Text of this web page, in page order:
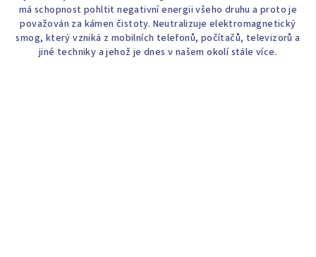
má schopnost pohltit negativní energii všeho druhu a proto je
považován za kámen čistoty. Neutralizuje elektromagnetický
smog, který vzniká z mobilních telefonů, počítačů, televizorů a
jiné techniky a jehož je dnes v našem okolí stále více.